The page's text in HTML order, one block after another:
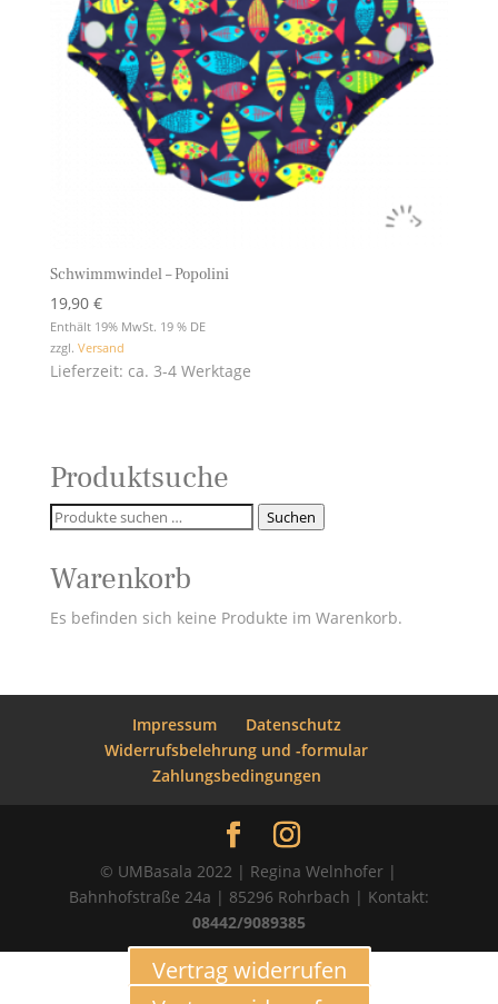
Schwimmwindel – Popolini
19,90 €
Enthält 19% MwSt. 19 % DE
zzgl. Versand
Lieferzeit: ca. 3-4 Werktage
Produktsuche
Suchen
Suchen
Warenkorb
Es befinden sich keine Produkte im Warenkorb.
Impressum
Datenschutz
Widerrufsbelehrung und -formular
Zahlungsbedingungen
© UMBasala 2022 | Regina Welnhofer |
Bahnhofstraße 24a | 85296 Rohrbach | Kontakt:
08442/9089385
Vertrag widerrufen